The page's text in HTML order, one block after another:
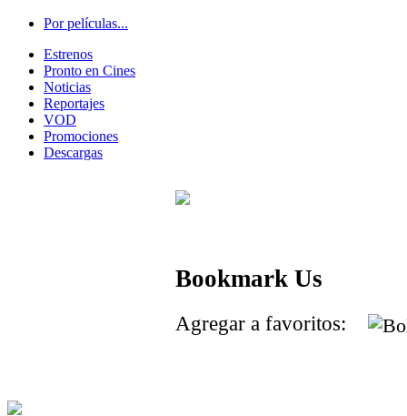
Por películas...
Estrenos
Pronto en Cines
Noticias
Reportajes
VOD
Promociones
Descargas
Bookmark Us
Agregar a favoritos: